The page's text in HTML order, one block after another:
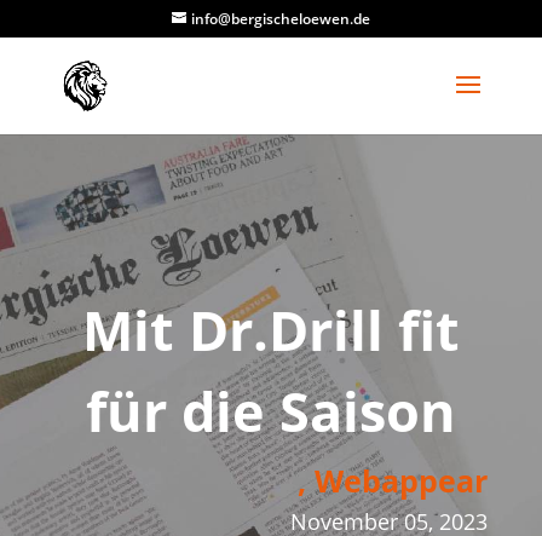
info@bergischeloewen.de
Mit Dr.Drill fit
für die Saison
, Webappear
November 05, 2023